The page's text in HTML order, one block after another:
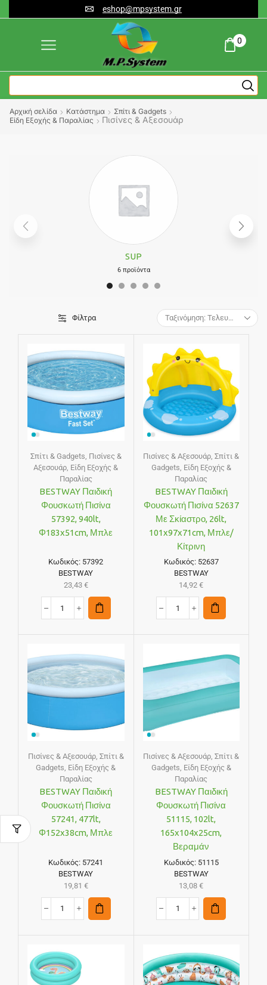
eshop@mpsystem.gr
0
Αρχική σελίδα Κατάστημα
Σπίτι & Gadgets
Είδη Εξοχής & Παραλίας
Πισίνες & Αξεσουάρ
SUP
6 προϊόντα
Φίλτρα
Σπίτι & Gadgets Πισίνες &
Αξεσουάρ Είδη Εξοχής &
Παραλίας
BESTWAY Παιδική
Φουσκωτή Πισίνα
57392, 940lt,
Φ183x51cm, Μπλε
Κωδικός: 57392
BESTWAY
23,43 €
Πισίνες & Αξεσουάρ ,Σπίτι &
Gadgets Είδη Εξοχής &
Παραλίας
BESTWAY Παιδική
Φουσκωτή Πισίνα 52637
Με Σκίαστρο, 26lt,
101x97x71cm, Μπλε/
Κίτρινη
Κωδικός: 52637
BESTWAY
14,92€
Πισίνες & Αξεσουάρ, Σπίτι &
Gadgets Είδη Εξοχής &
Παραλίας
BESTWAY Παιδική
Φουσκωτή Πισίνα
57241, 477lt,
Φ152x38cm, Μπλε
Κωδικός: 57241
BESTWAY
19,81 €
Πισίνες & Αξεσουάρ ,Σπίτι &
Gadgets Είδη Εξοχής &
Παραλίας
BESTWAY Παιδική
Φουσκωτή Πισίνα
51115, 102lt,
165x104x25cm,
Βεραμάν
Κωδικός: 51115
BESTWAY
13,08€